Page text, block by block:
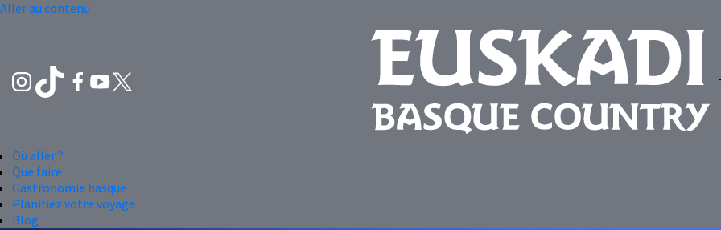
Aller au contenu
Où aller ?
Que faire
Gastronomie basque
Planifiez votre voyage
Blog